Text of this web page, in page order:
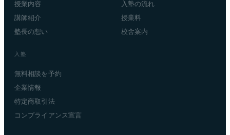
授業内容
講師紹介
塾長の想い
入塾の流れ
授業料
校舎案内
入塾
無料相談を予約
企業情報
特定商取引法
コンプライアンス宣言